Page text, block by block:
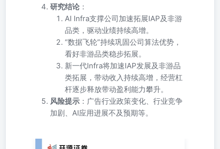
研究结论：
AI Infra支撑公司加速拓展IAP及非游
品类，驱动业绩持续高增。
“数据飞轮”持续巩固公司算法优势，
看好非游品类稳步拓展。
新一代Infra将加速IAP发展及非游品
类拓展，带动收入持续高增，经营杠
杆逐步释放带动盈利能力攀升。
风险提示 ：广告行业政策变化、行业竞争
加剧、AI应用进展不及预期等。
2026年06月03日 ——港股公司信息更新报告 方光照（分析